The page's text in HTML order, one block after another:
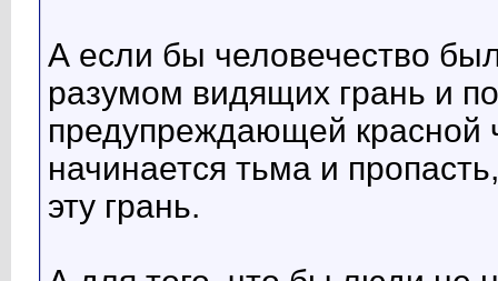
А если бы человечество
разумом видящих грань и
предупреждающей красной
начинается тьма и
эту грань.